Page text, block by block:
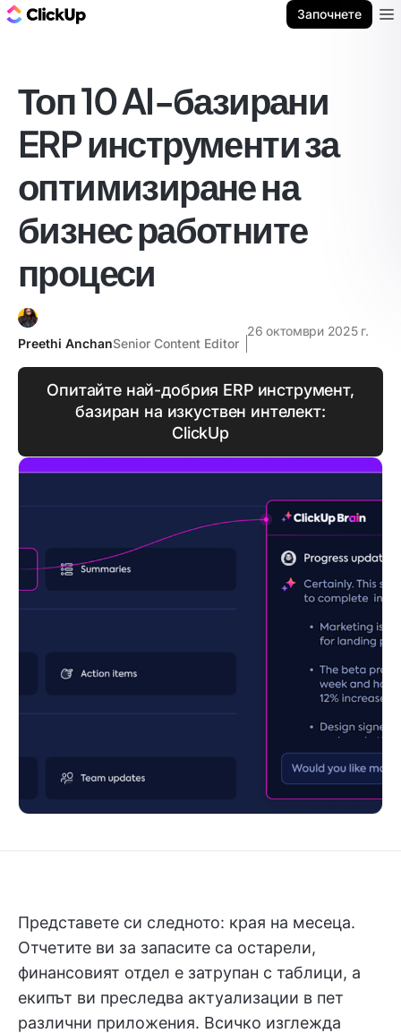
Започнете
Топ 10 AI-базирани
ERP инструменти за
оптимизиране на
бизнес работните
процеси
Preethi AnchanSenior Content Editor
26 октомври 2025 г.
Опитайте най-добрия ERP инструмент,
базиран на изкуствен интелект:
ClickUp
Представете си следното: края на месеца.
Отчетите ви за запасите са остарели,
финансовият отдел е затрупан с таблици, а
екипът ви преследва актуализации в пет
различни приложения. Всичко изглежда